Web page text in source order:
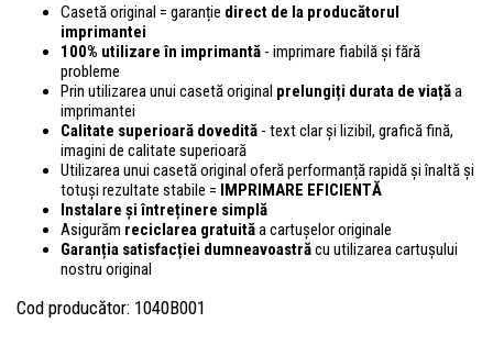
Casetă original = garanție direct de la producătorul
imprimantei
100% utilizare în imprimantă - imprimare fiabilă și fără
probleme
Prin utilizarea unui casetă original prelungiți durata de viațăa
imprimantei
Calitate superioară dovedită - text clar și lizibil, grafică fină,
imagini de calitate superioară
Utilizarea unui casetă original oferă performanță rapidă și înaltă și
totuși rezultate stabile = IMPRIMARE EFICIENTĂ
Instalare și întreținere simplă
Asigurăm reciclarea gratuităa cartușelor originale
Garanția satisfacției dumneavoastrăcu utilizarea cartușului
nostru original
Cod producător: 1040B001